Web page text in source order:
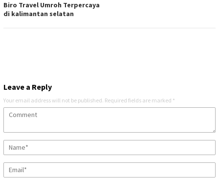
Biro Travel Umroh Terpercaya
di kalimantan selatan
Leave a Reply
Your email address will not be published. Required fields are marked *